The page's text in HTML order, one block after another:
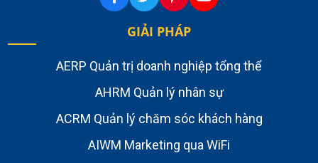
GIẢI PHÁP
AERP Quản trị doanh nghiệp tổng thể
AHRM Quản lý nhân sự
ACRM Quản lý chăm sóc khách hàng
AIWM Marketing qua WiFi